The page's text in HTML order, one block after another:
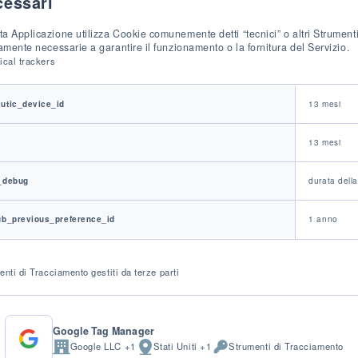
Applicazione utilizza Cookie comunemente detti “tecnici” o altri
necessarie a garantire il funzionamento o la fornitura del Servizio.
trackers
duration
13 mesi
13 mesi
durata
1 anno
di Tracciamento gestiti da terze parti
Google Tag Manager
Azienda:Google LLC +1 LuogoStati Uniti +1 DatiStrumenti di Tracciamento